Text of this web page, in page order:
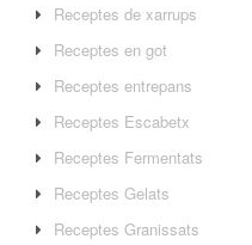
Receptes de xarrups
Receptes en got
Receptes entrepans
Receptes Escabetx
Receptes Fermentats
Receptes Gelats
Receptes Granissats